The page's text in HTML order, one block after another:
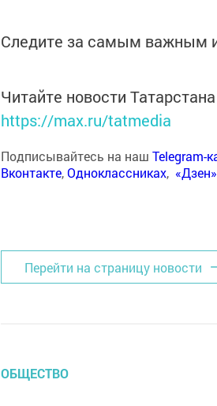
Следите за самым важным
Читайте новости
https://max.ru/tatmedia
Подписывайтесь на наш Telegram-
Вконтакте,Одноклассниках, «Дзен»
Перейти на страницу новости
ОБЩЕСТВО